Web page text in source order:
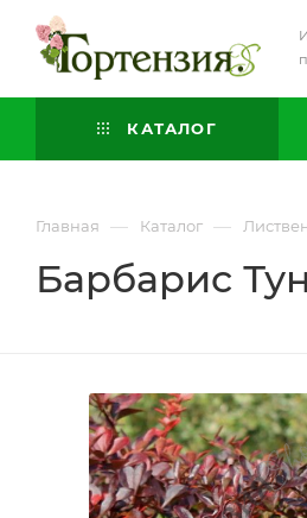
КАТАЛОГ
Главная — Каталог —
Барбарис